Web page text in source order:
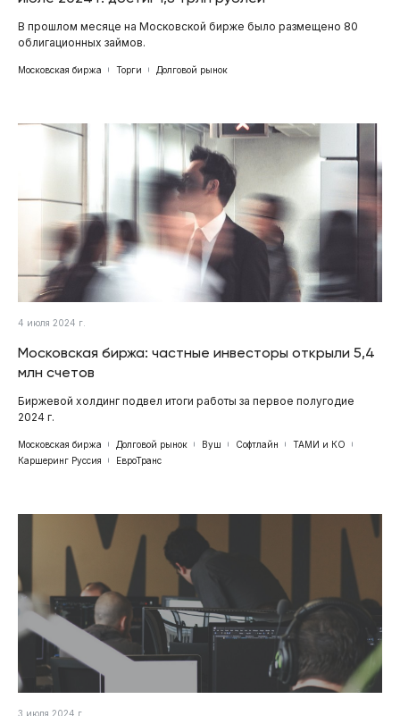
В прошлом месяце на Московской бирже было размещено 80
облигационных займов.
Московская биржа Торги Долговой рынок
4 июля 2024 г.
Московская биржа: частные инвесторы открыли 5,4
млн счетов
Биржевой холдинг подвел итоги работы за первое полугодие
2024 г.
Московская биржа Долговой рынок Вуш Софтлайн
ТАМИ и КО
Каршеринг Руссия
ЕвроТранс
3 июля 2024 г.